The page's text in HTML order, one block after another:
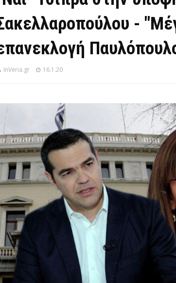
-
InVeria.gr 16.1.20